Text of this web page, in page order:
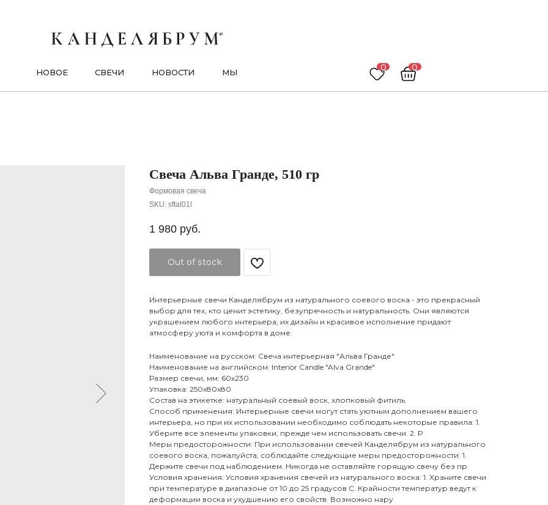
0
0
НОВОЕ СВЕЧИ НОВОСТИ МЫ
Свеча Альва Гранде, 510 гр
Формовая свеча
SKU: sftal01l
1 980 руб.
Out of stock
Интерьерные свечи Канделябрум из натурального соевого воска - это прекрасный
выбор для тех, кто ценит эстетику, безупречность и натуральность. Они являются
украшением любого интерьера, их дизайн и красивое исполнение придают
атмосферу уюта и комфорта в доме.
Наименование на русском: Свеча интерьерная "Альва Гранде"
Наименование на английском: Interior Candle "Alva Grande"
Размер свечи, мм: 60х230
Упаковка: 250х80х80
Состав на этикетке: натуральный соевый воск, хлопковый фитиль.
Способ применения: Интерьерные свечи могут стать уютным дополнением вашего
интерьера, но при их использовании необходимо соблюдать некоторые правила: 1.
Уберите все элементы упаковки, прежде чем использовать свечи. 2. Р
Меры предосторожности: При использовании свечей Канделябрум из натурального
соевого воска, пожалуйста, соблюдайте следующие меры предосторожности: 1.
Держите свечи под наблюдением. Никогда не оставляйте горящую свечу без пр
Условия хранения: Условия хранения свечей из натурального воска: 1. Храните свечи
при температуре в диапазоне от 10 до 25 градусов С. Крайности температур ведут к
деформации воска и ухудшению его свойств. Возможно нару